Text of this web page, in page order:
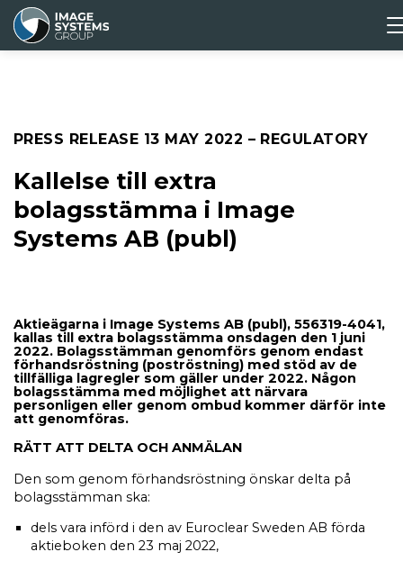
Media
Kallelse till extra
bolagsstämma i Image
Systems AB (publ)
PRESS RELEASE 13 MAY 2022 – REGULATORY
Aktieägarna i Image Systems AB (publ), 556319-4041,
kallas till extra bolagsstämma onsdagen den 1 juni
2022. Bolagsstämman genomförs genom endast
förhandsröstning (poströstning) med stöd av de
tillfälliga lagregler som gäller under 2022. Någon
bolagsstämma med möjlighet att närvara
personligen eller genom ombud kommer därför inte
att genomföras.
RÄTT ATT DELTA OCH ANMÄLAN
Den som genom förhandsröstning önskar delta på
bolagsstämman ska:
dels vara införd i den av Euroclear Sweden AB förda
aktieboken den 23 maj 2022,